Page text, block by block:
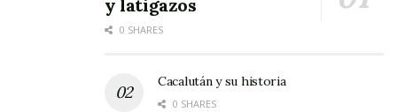
y latigazos
0 SHARES
Cacalután y su historia
0 SHARES